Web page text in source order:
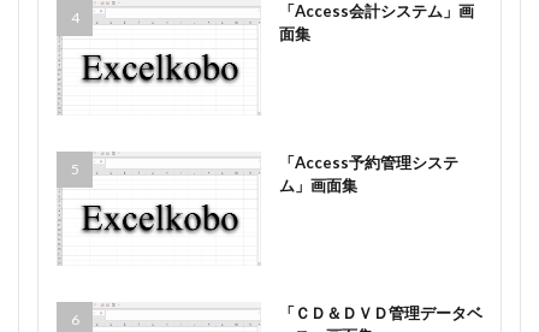
「Access会計システム」画
面集
「Access予約管理システ
ム」画面集
「ＣＤ＆ＤＶＤ管理データベ